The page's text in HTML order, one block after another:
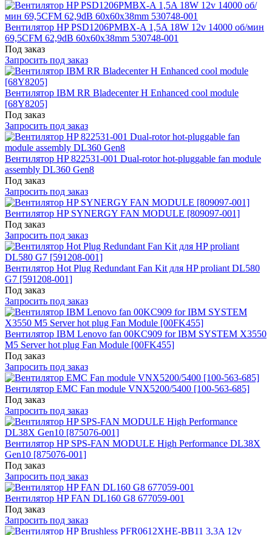
Вентилятор HP PSD1206PMBX-A 1,5A 18W 12v 14000 об/мин
69,5CFM 62,9dB 60x60x38mm 530748-001
Под заказ
Запросить под заказ
Вентилятор IBM RR Bladecenter H Enhanced cool module
[68Y8205]
Под заказ
Запросить под заказ
Вентилятор HP 822531-001 Dual-rotor hot-pluggable fan module
assembly DL360 Gen8
Под заказ
Запросить под заказ
Вентилятор HP SYNERGY FAN MODULE [809097-001]
Под заказ
Запросить под заказ
Вентилятор Hot Plug Redundant Fan Kit для HP proliant DL580
G7 [591208-001]
Под заказ
Запросить под заказ
Вентилятор IBM Lenovo fan 00KC909 for IBM SYSTEM X3550
M5 Server hot plug Fan Module [00FK455]
Под заказ
Запросить под заказ
Вентилятор EMC Fan module VNX5200/5400 [100-563-685]
Под заказ
Запросить под заказ
Вентилятор HP SPS-FAN MODULE High Performance DL38X
Gen10 [875076-001]
Под заказ
Запросить под заказ
Вентилятор HP FAN DL160 G8 677059-001
Под заказ
Запросить под заказ